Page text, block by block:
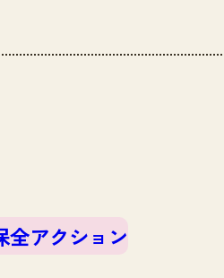
全アクション